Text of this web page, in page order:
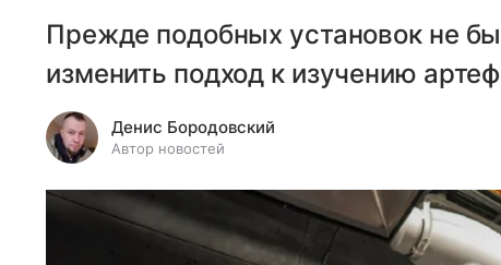
Прежде подобных установок не
изменить подход к изучению
Денис Бородовский
Автор новостей